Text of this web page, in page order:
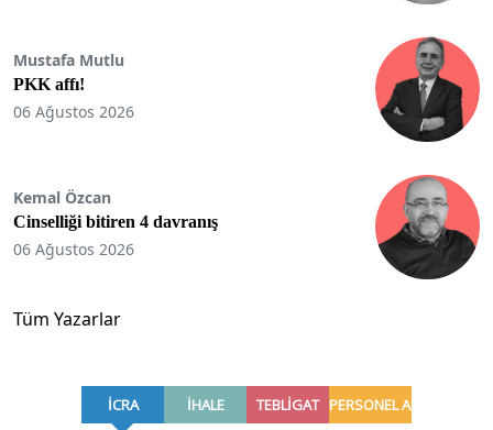
Mustafa Mutlu
PKK affı!
06 Ağustos 2026
Kemal Özcan
Cinselliği bitiren 4 davranış
06 Ağustos 2026
Tüm Yazarlar